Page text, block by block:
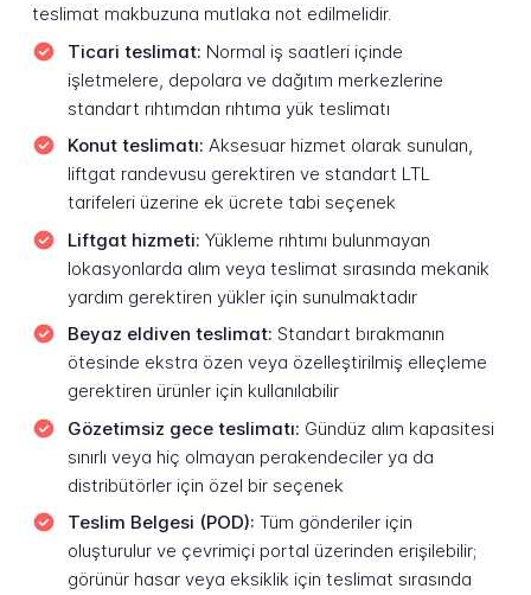
teslimat makbuzuna mutlaka not edilmelidir.
Ticari teslimat: Normal iş saatleri içinde
işletmelere, depolara ve dağıtım merkezlerine
standart rıhtımdan rıhtıma yük teslimatı
Konut teslimatı: Aksesuar hizmet olarak sunulan,
liftgat randevusu gerektiren ve standart LTL
tarifeleri üzerine ek ücrete tabi seçenek
Liftgat hizmeti: Yükleme rıhtımı bulunmayan
lokasyonlarda alım veya teslimat sırasında mekanik
yardım gerektiren yükler için sunulmaktadır
Beyaz eldiven teslimat: Standart bırakmanın
ötesinde ekstra özen veya özelleştirilmiş elleçleme
gerektiren ürünler için kullanılabilir
Gözetimsiz gece teslimatı: Gündüz alım kapasitesi
sınırlı veya hiç olmayan perakendeciler ya da
distribütörler için özel bir seçenek
Teslim Belgesi (POD): Tüm gönderiler için
oluşturulur ve çevrimiçi portal üzerinden erişilebilir;
görünür hasar veya eksiklik için teslimat sırasında